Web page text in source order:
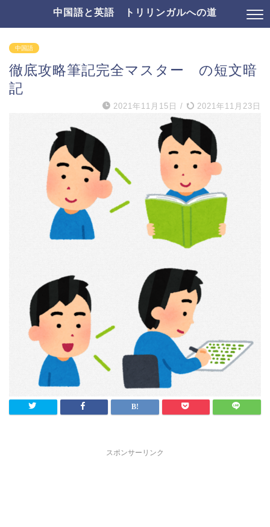
中国語と英語 トリリンガルへの道
中国語
徹底攻略筆記完全マスター の短文暗
記
2021年11月15日 / 2021年11月23日
スポンサーリンク